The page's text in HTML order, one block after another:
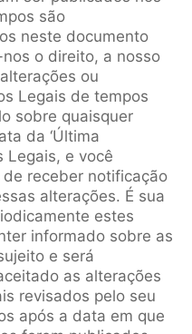
são
neste documento
o direito, a nosso
ou
Legais de tempos
sobre quaisquer
da ‘Última
Legais, e você
receber notificação
alterações. É sua
estes
informado sobre as
e será
as alterações
revisados pelo seu
após a data em que